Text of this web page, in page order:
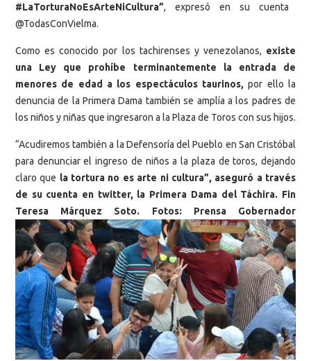
#LaTorturaNoEsArteNiCultura”, expresó en su cuenta
@TodasConVielma.
Como es conocido por los tachirenses y venezolanos, existe
una Ley que prohíbe terminantemente la entrada de
menores de edad a los espectáculos taurinos, por ello la
denuncia de la Primera Dama también se amplía a los padres de
los niños y niñas que ingresaron a la Plaza de Toros con sus hijos.
“Acudiremos también a la Defensoría del Pueblo en San Cristóbal
para denunciar el ingreso de niños a la plaza de toros, dejando
claro que la tortura no es arte ni cultura”, aseguró a través
de su cuenta en twitter, la Primera Dama del Táchira. Fin
Teresa Márquez Soto. Fotos: Prensa Gobernador